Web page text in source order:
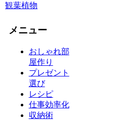
観葉植物
メニュー
おしゃれ部
屋作り
プレゼント
選び
レシピ
仕事効率化
収納術